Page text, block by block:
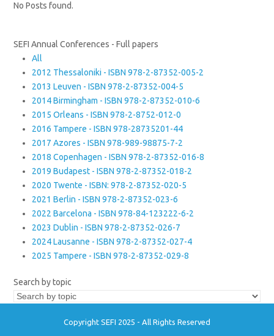
No Posts found.
SEFI Annual Conferences - Full papers
All
2012 Thessaloniki - ISBN 978-2-87352-005-2
2013 Leuven - ISBN 978-2-87352-004-5
2014 Birmingham - ISBN 978-2-87352-010-6
2015 Orleans - ISBN 978-2-8752-012-0
2016 Tampere - ISBN 978-28735201-44
2017 Azores - ISBN 978-989-98875-7-2
2018 Copenhagen - ISBN 978-2-87352-016-8
2019 Budapest - ISBN 978-2-87352-018-2
2020 Twente - ISBN: 978-2-87352-020-5
2021 Berlin - ISBN 978-2-87352-023-6
2022 Barcelona - ISBN 978-84-123222-6-2
2023 Dublin - ISBN 978-2-87352-026-7
2024 Lausanne - ISBN 978-2-87352-027-4
2025 Tampere - ISBN 978-2-87352-029-8
Search by topic
Copyright SEFI 2025 - All Rights Reserved